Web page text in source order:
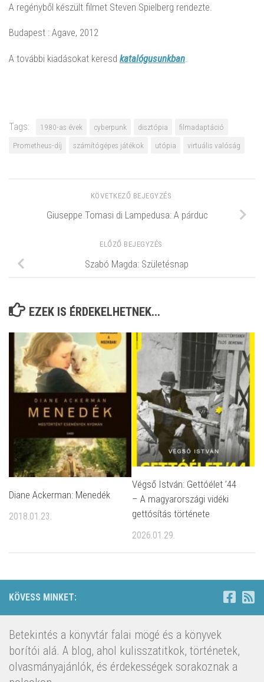
A regényből készült filmet Steven Spielberg rendezte.
Budapest : Agave, 2012
A további kiadásokat keresd katalógusunkban.
Tags: 1980-as évek cyberpunk disztópia
filmadaptáció
Prometheus-díj
számítógépes játékok utópia virtuális valóság
KÖVETKEZŐ BEJEGYZÉS
Giuseppe Tomasi di Lampedusa: A párduc
ELŐZŐ BEJEGYZÉS
Szabó Magda: Születésnap
EZEK IS ÉRDEKELHETNEK...
Diane Ackerman: Menedék
2018.01.23.
Végső István: Gettóélet ’44
– A magyarországi vidéki
gettósítás története
2026.01.29.
KÖVESS MINKET:
Betekintés a könyvtár falai mögé és a könyvek
borítói alá. A blog, ahol kulisszatitkok, történetek,
olvasmányajánlók, és érdekességek sorakoznak a